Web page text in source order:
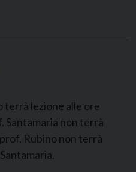
terrà lezione alle ore
Santamaria non terrà
Rubino non terrà